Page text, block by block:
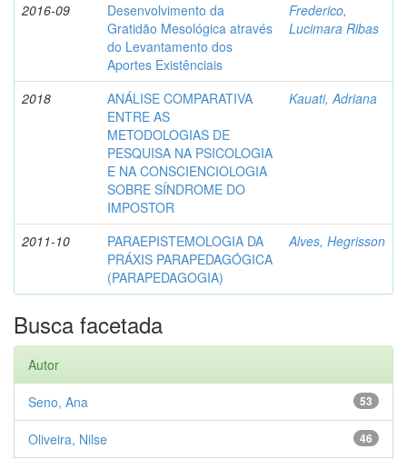
2016-09
Desenvolvimento da
Gratidão Mesológica através
do Levantamento dos
Aportes Existênciais
Frederico,
Lucimara Ribas
2018
ANÁLISE COMPARATIVA
ENTRE AS
METODOLOGIAS DE
PESQUISA NA PSICOLOGIA
E NA CONSCIENCIOLOGIA
SOBRE SÍNDROME DO
IMPOSTOR
Kauati, Adriana
2011-10
PARAEPISTEMOLOGIA DA
PRÁXIS PARAPEDAGÓGICA
(PARAPEDAGOGIA)
Alves, Hegrisson
Busca facetada
Autor
53
Seno, Ana
46
Oliveira, Nilse